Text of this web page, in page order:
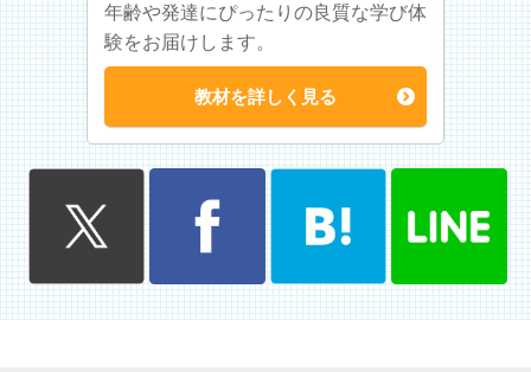
年齢や発達にぴったりの良質な学び体
験をお届けします。
教材を詳しく見る